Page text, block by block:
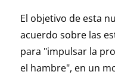
El objetivo de esta
acuerdo sobre las
para "impulsar la
el hambre", en un